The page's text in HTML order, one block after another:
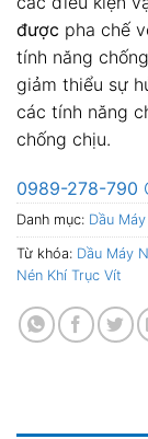
được pha chế
tính năng
giảm thiểu sự
các tính năng
chống chịu.
0989-278-790
Danh mục: Dầu
Từ khóa: Dầu Máy
Nén Khí Trục Vít